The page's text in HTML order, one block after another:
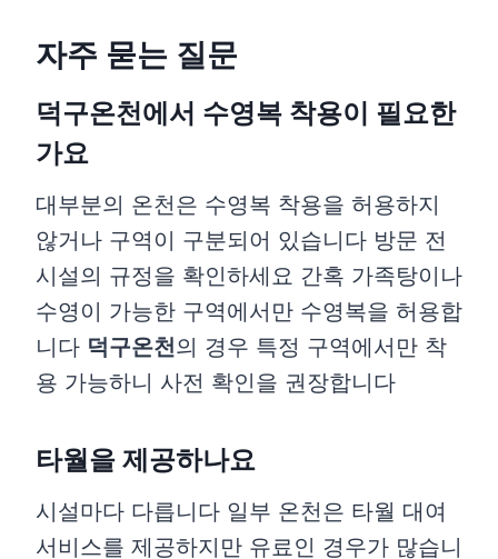
자주 묻는 질문
덕구온천에서 수영복 착용이 필요한
가요
대부분의 온천은 수영복 착용을 허용하지
않거나 구역이 구분되어 있습니다 방문 전
시설의 규정을 확인하세요 간혹 가족탕이나
수영이 가능한 구역에서만 수영복을 허용합
니다 덕구온천의 경우 특정 구역에서만 착
용 가능하니 사전 확인을 권장합니다
타월을 제공하나요
시설마다 다릅니다 일부 온천은 타월 대여
서비스를 제공하지만 유료인 경우가 많습니